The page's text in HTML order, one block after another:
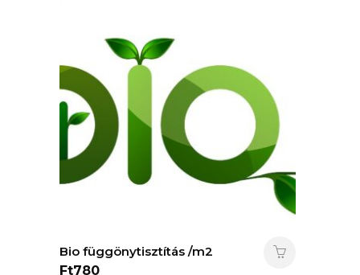
Bio függönytisztítás /m2
Ft780